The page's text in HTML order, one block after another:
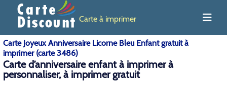
Carte à imprimer
Carte Joyeux Anniversaire Licorne Bleu Enfant gratuit à
imprimer (carte 3486)
Carte d’anniversaire enfant à imprimer à
personnaliser, à imprimer gratuit